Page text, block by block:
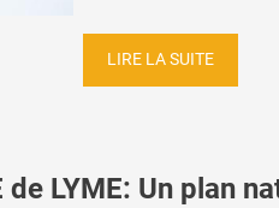
LIRE LA SUITE
de LYME: Un plan